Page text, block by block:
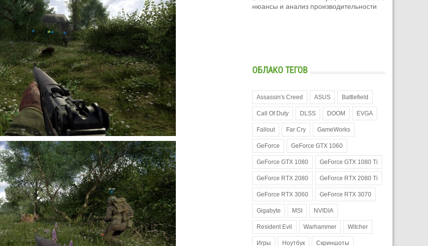
нюансы и анализ производительности
ОБЛАКО ТЕГОВ
Assassin's Creed ASUS Battlefield
Call Of Duty DLSS DOOM EVGA
Fallout Far Cry GameWorks
GeForce GeForce GTX 1060
GeForce GTX 1080 GeForce GTX 1080 Ti
GeForce RTX 2080 GeForce RTX 2080 Ti
GeForce RTX 3060 GeForce RTX 3070
Gigabyte MSI NVIDIA
Resident Evil Warhammer Witcher
Игры Ноутбук Скриншоты